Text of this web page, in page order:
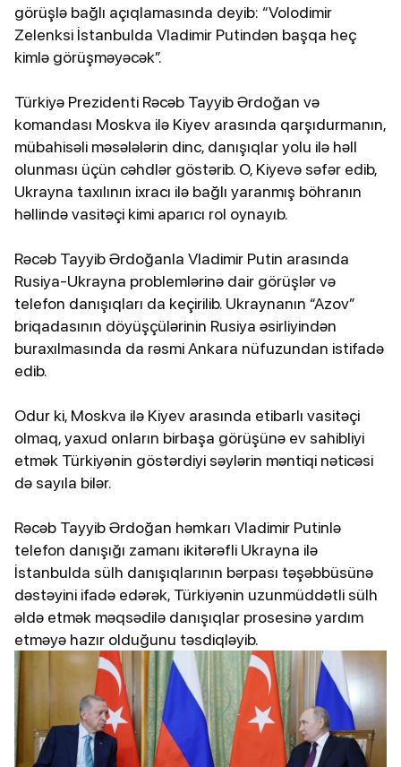
görüşlə bağlı açıqlamasında deyib: “Volodimir
Zelenksi İstanbulda Vladimir Putindən başqa heç
kimlə görüşməyəcək”.
Türkiyə Prezidenti Rəcəb Tayyib Ərdoğan və
komandası Moskva ilə Kiyev arasında qarşıdurmanın,
mübahisəli məsələlərin dinc, danışıqlar yolu ilə həll
olunması üçün cəhdlər göstərib. O, Kiyevə səfər edib,
Ukrayna taxılının ixracı ilə bağlı yaranmış böhranın
həllində vasitəçi kimi aparıcı rol oynayıb.
Rəcəb Tayyib Ərdoğanla Vladimir Putin arasında
Rusiya-Ukrayna problemlərinə dair görüşlər və
telefon danışıqları da keçirilib. Ukraynanın “Azov”
briqadasının döyüşçülərinin Rusiya əsirliyindən
buraxılmasında da rəsmi Ankara nüfuzundan istifadə
edib.
Odur ki, Moskva ilə Kiyev arasında etibarlı vasitəçi
olmaq, yaxud onların birbaşa görüşünə ev sahibliyi
etmək Türkiyənin göstərdiyi səylərin məntiqi nəticəsi
də sayıla bilər.
Rəcəb Tayyib Ərdoğan həmkarı Vladimir Putinlə
telefon danışığı zamanı ikitərəfli Ukrayna ilə
İstanbulda sülh danışıqlarının bərpası təşəbbüsünə
dəstəyini ifadə edərək, Türkiyənin uzunmüddətli sülh
əldə etmək məqsədilə danışıqlar prosesinə yardım
etməyə hazır olduğunu təsdiqləyib.